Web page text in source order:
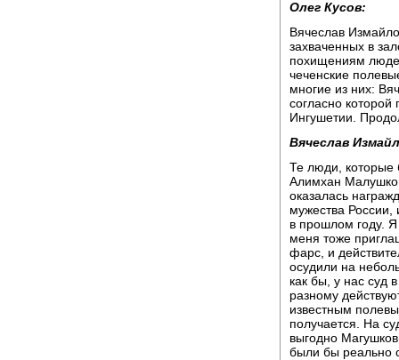
Олег Кусов:
Вячеслав
захваченных в
похищениям
чеченские
многие из них:
согласно
Ингушетии.
Вячеслав
Те люди, которые
Алимхан
оказалась
мужества
в прошлом году.
меня тоже
фарс, и
осудили на
как бы, у нас суд
разному
известным
получается. На
выгодно
были бы реально